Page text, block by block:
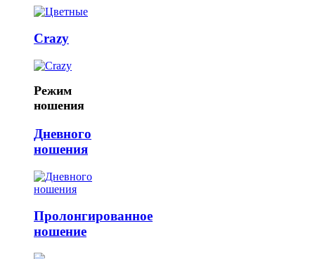
Crazy
Режим
ношения
Дневного
ношения
Пролонгированное
ношение